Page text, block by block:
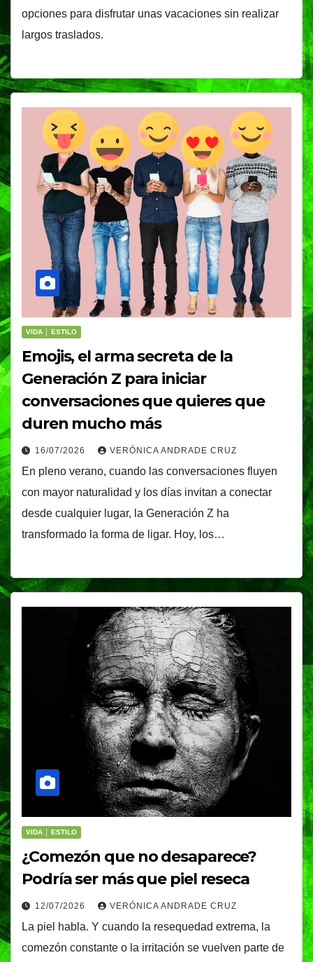
opciones para disfrutar unas vacaciones sin realizar
largos traslados.
VIDA │ ESTILO
Emojis, el arma secreta de la
Generación Z para iniciar
conversaciones que quieres que
duren mucho más
16/07/2026 VERÓNICA ANDRADE CRUZ
En pleno verano, cuando las conversaciones fluyen
con mayor naturalidad y los días invitan a conectar
desde cualquier lugar, la Generación Z ha
transformado la forma de ligar. Hoy, los…
VIDA │ ESTILO
¿Comezón que no desaparece?
Podría ser más que piel reseca
12/07/2026 VERÓNICA ANDRADE CRUZ
La piel habla. Y cuando la resequedad extrema, la
comezón constante o la irritación se vuelven parte de